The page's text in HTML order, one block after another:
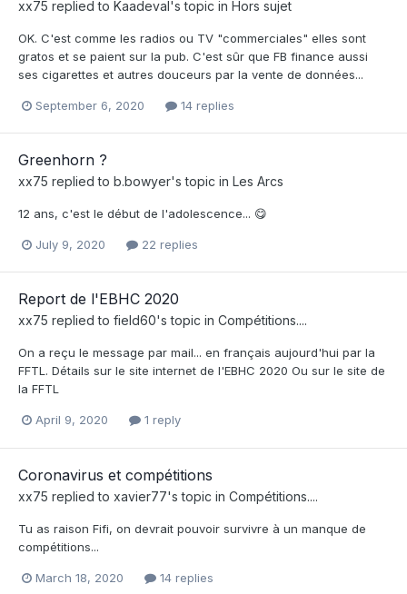
xx75 replied to Kaadeval's topic in Hors sujet
OK. C'est comme les radios ou TV "commerciales" elles sont
gratos et se paient sur la pub. C'est sûr que FB finance aussi
ses cigarettes et autres douceurs par la vente de données...
September 6, 2020 14 replies
Greenhorn ?
xx75 replied to b.bowyer's topic in Les Arcs
12 ans, c'est le début de l'adolescence... 😋
July 9, 2020 22 replies
Report de l'EBHC 2020
xx75 replied to field60's topic in Compétitions....
On a reçu le message par mail... en français aujourd'hui par la
FFTL. Détails sur le site internet de l'EBHC 2020 Ou sur le site de
la FFTL
April 9, 2020 1 reply
Coronavirus et compétitions
xx75 replied to xavier77's topic in Compétitions....
Tu as raison Fifi, on devrait pouvoir survivre à un manque de
compétitions...
March 18, 2020 14 replies